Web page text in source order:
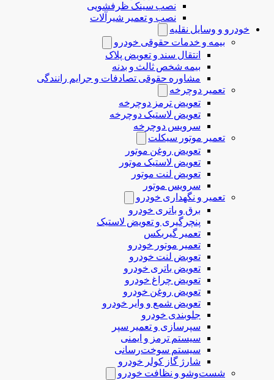
نصب سینک ظرفشویی
نصب و تعمیر شیرآلات
خودرو و وسایل نقلیه
بیمه و خدمات حقوقی خودرو
انتقال سند و تعویض پلاک
بیمه شخص ثالث و بدنه
مشاوره حقوقی تصادفات و جرایم رانندگی
تعمیر دوچرخه
تعویض ترمز دوچرخه
تعویض لاستیک دوچرخه
سرویس دوچرخه
تعمیر موتور سیکلت
تعویض روغن موتور
تعویض لاستیک موتور
تعویض لنت موتور
سرویس موتور
تعمیر و نگهداری خودرو
برق و باتری خودرو
پنچرگیری و تعویض لاستیک
تعمیر گیربکس
تعمیر موتور خودرو
تعوبض لنت خودرو
تعویض باتری خودرو
تعویض چراغ خودرو
تعویض روغن خودرو
تعویض شمع و وایر خودرو
جلوبندی خودرو
سپرسازی و تعمیر سپر
سیستم ترمز و ایمنی
سیستم سوخت‌رسانی
شارژ گاز کولر خودرو
شست‌وشو و نظافت خودرو